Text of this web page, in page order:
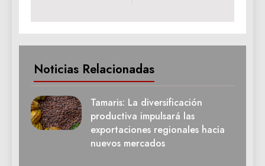
Noticias Relacionadas
Tamaris: La diversificación
productiva impulsará las
exportaciones regionales hacia
nuevos mercados